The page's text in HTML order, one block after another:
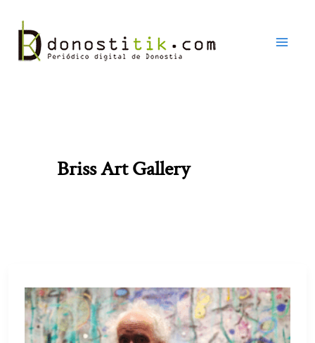
contenido
Briss Art Gallery